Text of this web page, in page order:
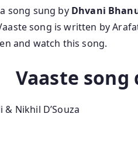
song sung by Dhvani
song is written by
and watch this song.
Vaaste song
Nikhil D’Souza